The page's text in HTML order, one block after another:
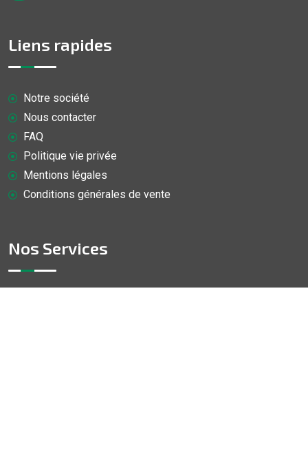
Liens rapides
Notre société
Nous contacter
FAQ
Politique vie privée
Mentions légales
Conditions générales de vente
Nos Services